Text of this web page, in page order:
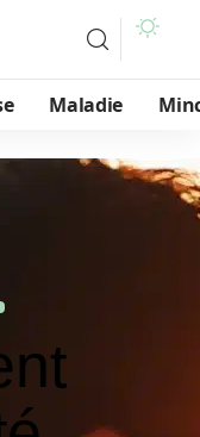
Maladie